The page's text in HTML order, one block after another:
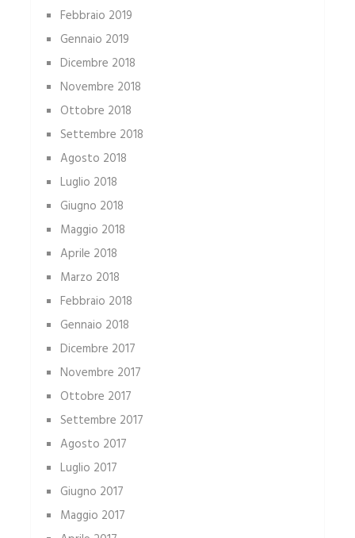
Febbraio 2019
Gennaio 2019
Dicembre 2018
Novembre 2018
Ottobre 2018
Settembre 2018
Agosto 2018
Luglio 2018
Giugno 2018
Maggio 2018
Aprile 2018
Marzo 2018
Febbraio 2018
Gennaio 2018
Dicembre 2017
Novembre 2017
Ottobre 2017
Settembre 2017
Agosto 2017
Luglio 2017
Giugno 2017
Maggio 2017